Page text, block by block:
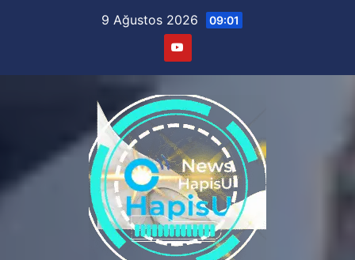
9 Ağustos 2026 09:01